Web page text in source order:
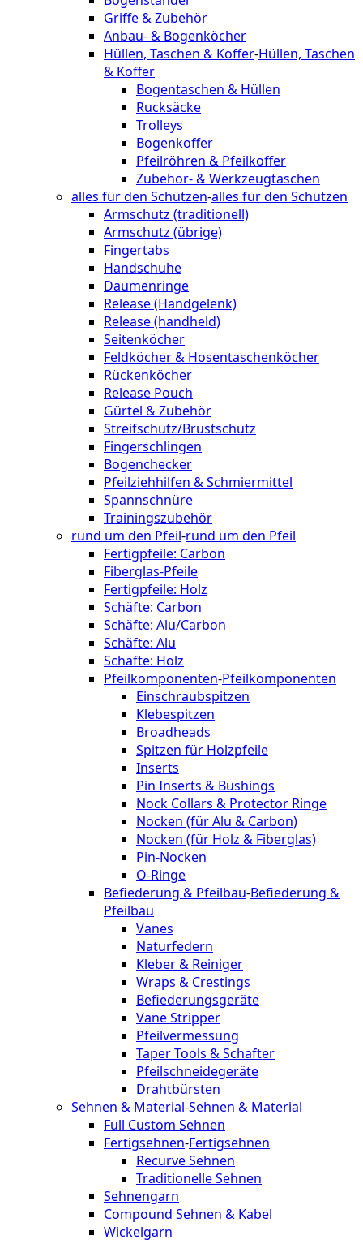
Griffe & Zubehör
Anbau- & Bogenköcher
Hüllen, Taschen & Koffer-Hüllen, Taschen
& Koffer
Bogentaschen & Hüllen
Rucksäcke
Trolleys
Bogenkoffer
Pfeilröhren & Pfeilkoffer
Zubehör- & Werkzeugtaschen
alles für den Schützen-alles für den Schützen
Armschutz (traditionell)
Armschutz (übrige)
Fingertabs
Handschuhe
Daumenringe
Release (Handgelenk)
Release (handheld)
Seitenköcher
Feldköcher & Hosentaschenköcher
Rückenköcher
Release Pouch
Gürtel & Zubehör
Streifschutz/Brustschutz
Fingerschlingen
Bogenchecker
Pfeilziehhilfen & Schmiermittel
Spannschnüre
Trainingszubehör
rund um den Pfeil-rund um den Pfeil
Fertigpfeile: Carbon
Fiberglas-Pfeile
Fertigpfeile: Holz
Schäfte: Carbon
Schäfte: Alu/Carbon
Schäfte: Alu
Schäfte: Holz
Pfeilkomponenten-Pfeilkomponenten
Einschraubspitzen
Klebespitzen
Broadheads
Spitzen für Holzpfeile
Inserts
Pin Inserts & Bushings
Nock Collars & Protector Ringe
Nocken (für Alu & Carbon)
Nocken (für Holz & Fiberglas)
Pin-Nocken
O-Ringe
Befiederung & Pfeilbau-Befiederung &
Pfeilbau
Vanes
Naturfedern
Kleber & Reiniger
Wraps & Crestings
Befiederungsgeräte
Vane Stripper
Pfeilvermessung
Taper Tools & Schafter
Pfeilschneidegeräte
Drahtbürsten
Sehnen & Material-Sehnen & Material
Full Custom Sehnen
Fertigsehnen-Fertigsehnen
Recurve Sehnen
Traditionelle Sehnen
Sehnengarn
Compound Sehnen & Kabel
Wickelgarn